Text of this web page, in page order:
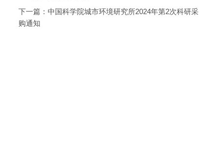
下一篇： 中国科学院城市环境研究所2024年第2次科研采
购通知